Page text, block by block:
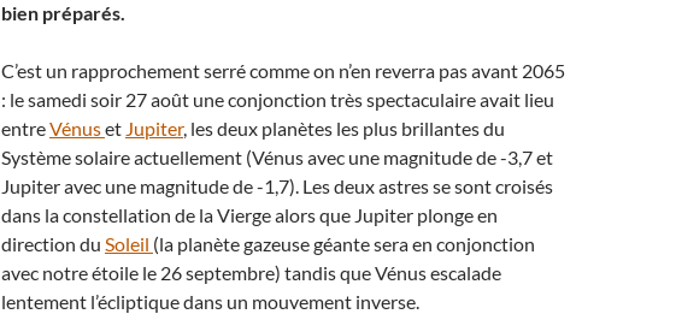
bien préparés.
C’est un rapprochement serré comme on n’en reverra pas avant 2065
: le samedi soir 27 août une conjonction très spectaculaire avait lieu
entreVénuset Jupiter, les deux planètes les plus brillantes du
Système solaire actuellement (Vénus avec une magnitude de -3,7 et
Jupiter avec une magnitude de -1,7). Les deux astres se sont croisés
dans la constellation de la Vierge alors que Jupiter plonge en
direction du Soleil (la planète gazeuse géante sera en conjonction
avec notre étoile le 26 septembre) tandis que Vénus escalade
lentement l’écliptique dans un mouvement inverse.